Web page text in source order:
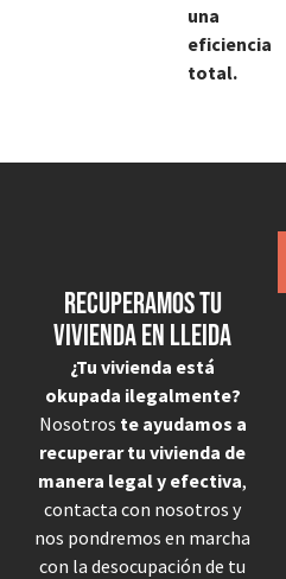
una
eficiencia
total.
Recuperamos tu
vivienda en Lleida
¿Tu vivienda está
okupada ilegalmente?
Nosotros te ayudamos a
recuperar tu vivienda de
manera legal y efectiva,
contacta con nosotros y
nos pondremos en marcha
con la desocupación de tu